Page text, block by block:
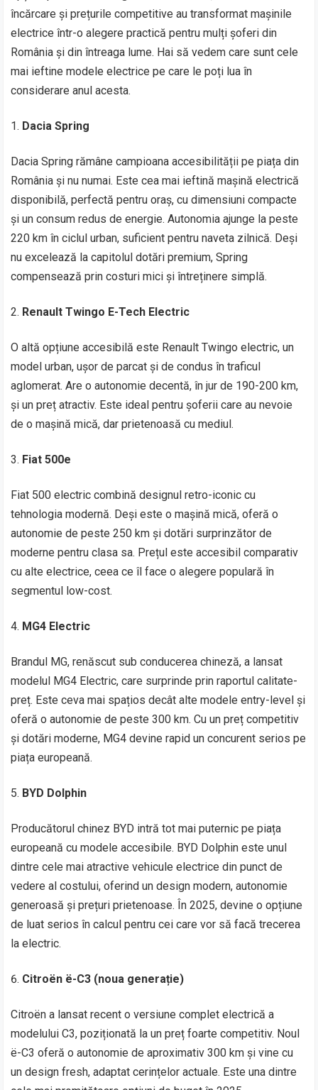
încărcare și prețurile competitive au transformat mașinile
electrice într-o alegere practică pentru mulți șoferi din
România și din întreaga lume. Hai să vedem care sunt cele
mai ieftine modele electrice pe care le poți lua în
considerare anul acesta.
Dacia Spring
Dacia Spring rămâne campioana accesibilității pe piața din
România și nu numai. Este cea mai ieftină mașină electrică
disponibilă, perfectă pentru oraș, cu dimensiuni compacte
și un consum redus de energie. Autonomia ajunge la peste
220 km în ciclul urban, suficient pentru naveta zilnică. Deși
nu excelează la capitolul dotări premium, Spring
compensează prin costuri mici și întreținere simplă.
Renault Twingo E-Tech Electric
O altă opțiune accesibilă este Renault Twingo electric, un
model urban, ușor de parcat și de condus în traficul
aglomerat. Are o autonomie decentă, în jur de 190-200 km,
și un preț atractiv. Este ideal pentru șoferii care au nevoie
de o mașină mică, dar prietenoasă cu mediul.
Fiat 500e
Fiat 500 electric combină designul retro-iconic cu
tehnologia modernă. Deși este o mașină mică, oferă o
autonomie de peste 250 km și dotări surprinzător de
moderne pentru clasa sa. Prețul este accesibil comparativ
cu alte electrice, ceea ce îl face o alegere populară în
segmentul low-cost.
MG4 Electric
Brandul MG, renăscut sub conducerea chineză, a lansat
modelul MG4 Electric, care surprinde prin raportul calitate-
preț. Este ceva mai spațios decât alte modele entry-level și
oferă o autonomie de peste 300 km. Cu un preț competitiv
și dotări moderne, MG4 devine rapid un concurent serios pe
piața europeană.
BYD Dolphin
Producătorul chinez BYD intră tot mai puternic pe piața
europeană cu modele accesibile. BYD Dolphin este unul
dintre cele mai atractive vehicule electrice din punct de
vedere al costului, oferind un design modern, autonomie
generoasă și prețuri prietenoase. În 2025, devine o opțiune
de luat serios în calcul pentru cei care vor să facă trecerea
la electric.
Citroën ë-C3 (noua generație)
Citroën a lansat recent o versiune complet electrică a
modelului C3, poziționată la un preț foarte competitiv. Noul
ë-C3 oferă o autonomie de aproximativ 300 km și vine cu
un design fresh, adaptat cerințelor actuale. Este una dintre